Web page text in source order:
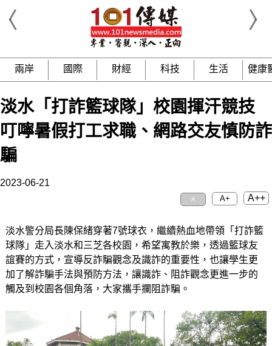
兩岸 國際 財經 科技 生活 健康
淡水「打詐籃球隊」校園揮汗競技
叮嚀暑假打工求職、網路交友慎防詐
騙
2023-06-21
A A+ A++
淡水警分局長陳保緒穿著7號球衣，繼續熱血地帶領「打詐籃
球隊」走入淡水和三芝各校園，希望寓教於樂，透過籃球友
誼賽的方式，宣導反詐騙觀念及識詐的重要性，也讓學生更
加了解詐騙手法與預防方法，讓識詐、阻詐觀念更進一步的
觸及到校園各個角落，大家攜手攔阻詐騙。